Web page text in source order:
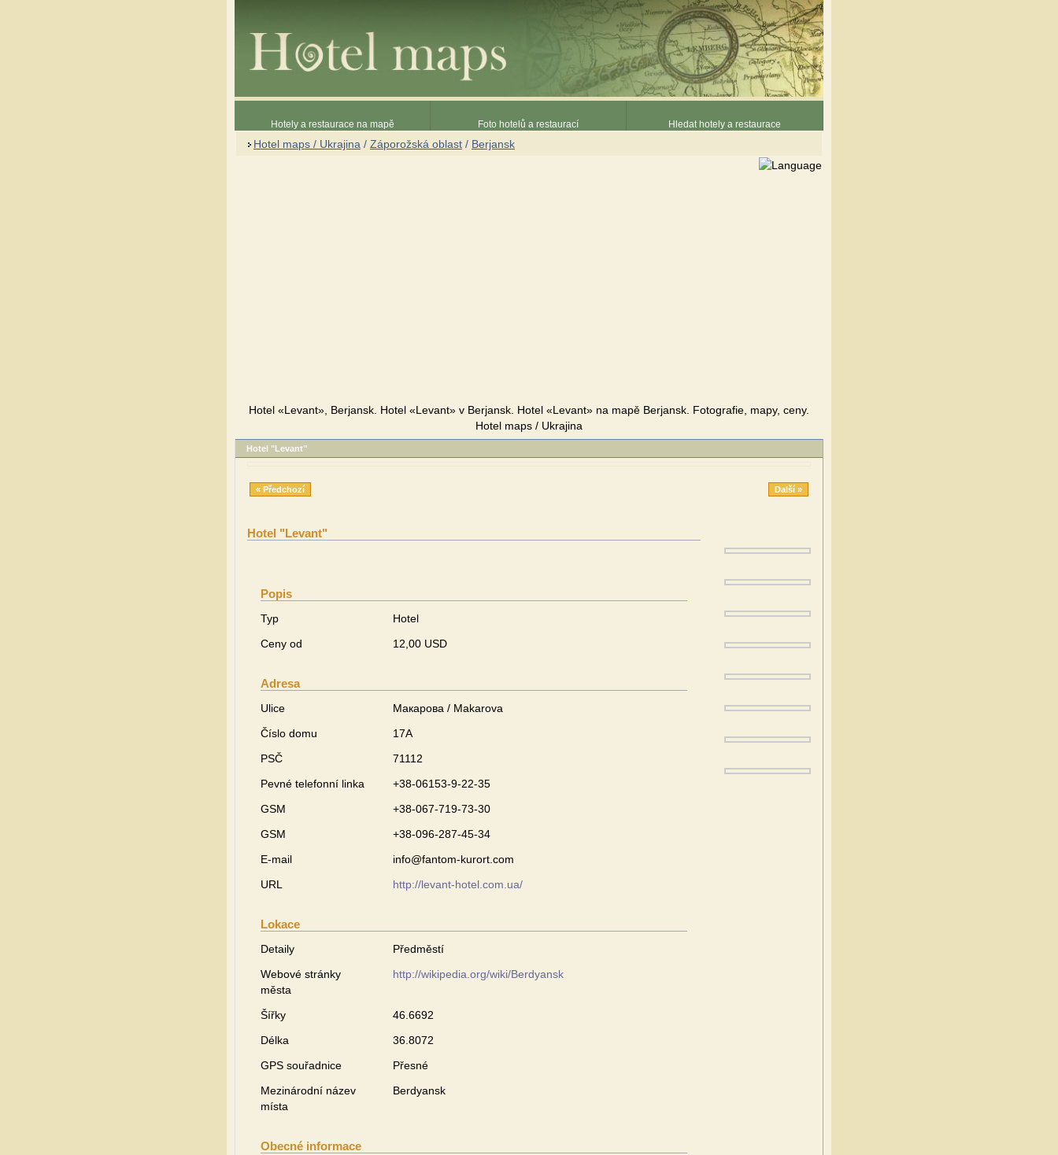
Hotely a restaurace na mapě Foto hotelů a restaurací Hledat hotely a restaurace
Hotel maps / Ukrajina / Záporožská oblast / Berjansk
Hotel «Levant», Berjansk. Hotel «Levant» v Berjansk. Hotel «Levant» na mapě Berjansk. Fotografie, mapy, ceny.
Hotel maps / Ukrajina
Hotel "Levant"
« Předchozí Další »
Hotel "Levant"
Popis
Typ
Hotel
Ceny od
12,00 USD
Adresa
Ulice
Макарова / Makarova
Číslo domu
17А
PSČ
71112
Pevné telefonní linka
+38-06153-9-22-35
GSM
+38-067-719-73-30
GSM
+38-096-287-45-34
E-mail
info@fantom-kurort.com
URL
http://levant-hotel.com.ua/
Lokace
Detaily
Předměstí
Webové stránky
města
http://wikipedia.org/wiki/Berdyansk
Šířky
46.6692
Délka
36.8072
GPS souřadnice
Přesné
Mezinárodní název
místa
Berdyansk
Obecné informace